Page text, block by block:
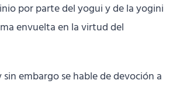
por parte del yogui y de la yogini
envuelta en la virtud del
embargo se hable de devoción a